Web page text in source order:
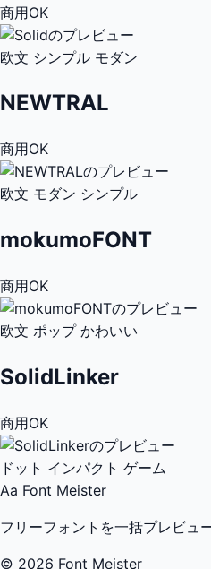
商用OK
欧文 シンプル モダン
NEWTRAL
商用OK
欧文 モダン シンプル
mokumoFONT
商用OK
欧文 ポップ かわいい
SolidLinker
商用OK
ドット インパクト ゲーム
Aa Font Meister
フリーフォントを一括プレビュ
© 2026 Font Meister